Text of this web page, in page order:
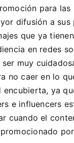
para las
difusión a
que ya
en redes
muy
no caer en lo
encubierta, ya
e influencers
cuando el